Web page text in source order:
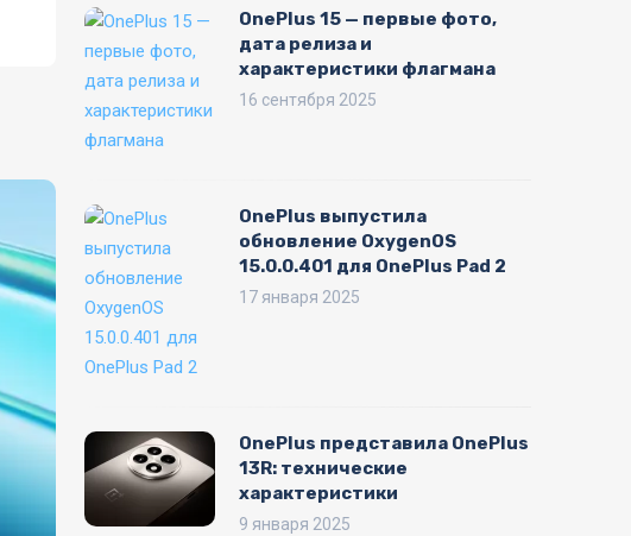
OnePlus 15 — первые фото,
дата релиза и
характеристики флагмана
16 сентября 2025
OnePlus выпустила
обновление OxygenOS
15.0.0.401 для OnePlus Pad 2
17 января 2025
OnePlus представила OnePlus
13R: технические
характеристики
9 января 2025